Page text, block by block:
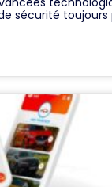
sécurité toujours